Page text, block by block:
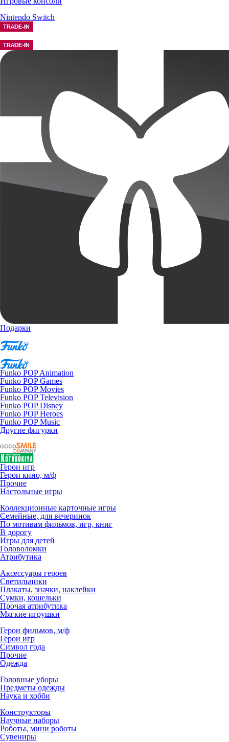
Nintendo Switch
Подарки
Funko POP Animation
Funko POP Games
Funko POP Movies
Funko POP Television
Funko POP Disney
Funko POP Heroes
Funko POP Music
Другие фигурки
Герои игр
Герои кино, м/ф
Прочие
Настольные игры
Коллекционные карточные игры
Семейные, для вечеринок
По мотивам фильмов, игр, книг
В дорогу
Игры для детей
Головоломки
Атрибутика
Аксессуары героев
Светильники
Плакаты, значки, наклейки
Сумки, кошельки
Прочая атрибутика
Мягкие игрушки
Герои фильмов, м/ф
Герои игр
Символ года
Прочие
Одежда
Головные уборы
Предметы одежды
Наука и хобби
Конструкторы
Научные наборы
Роботы, мини роботы
Сувениры